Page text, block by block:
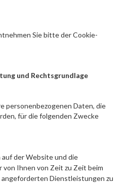
Sie bitte der Cookie-
und Rechtsgrundlage
personenbezogenen Daten, die
für die folgenden Zwecke
auf der Website und die
Ihnen von Zeit zu Zeit beim
Dienstleistungen zu